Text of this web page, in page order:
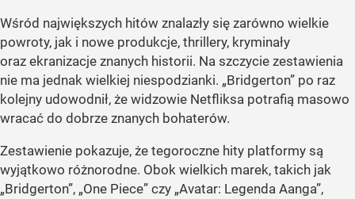
Wśród największych hitów znalazły się zarówno wielkie
powroty, jak i nowe produkcje, thrillery, kryminały
oraz ekranizacje znanych historii. Na szczycie zestawienia
nie ma jednak wielkiej niespodzianki. „Bridgerton” po raz
kolejny udowodnił, że widzowie Netfliksa potrafią masowo
wracać do dobrze znanych bohaterów.
Zestawienie pokazuje, że tegoroczne hity platformy są
wyjątkowo różnorodne. Obok wielkich marek, takich jak
„Bridgerton”, „One Piece” czy „Avatar: Legenda Aanga”,